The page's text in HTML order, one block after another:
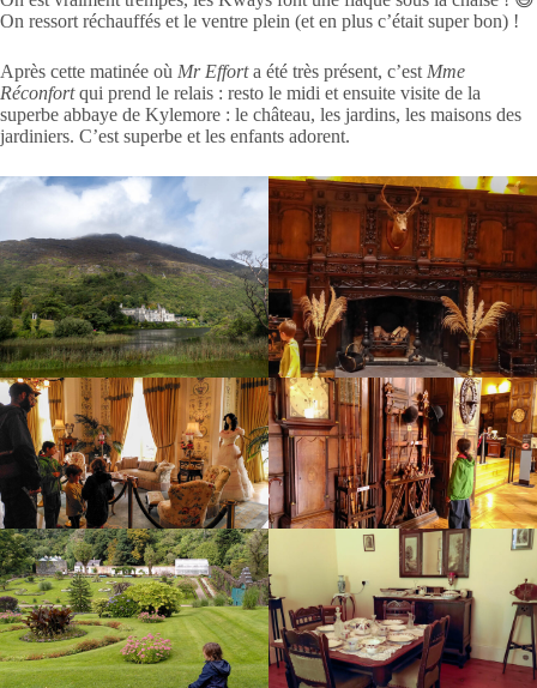
On ressort réchauffés et le ventre plein (et en plus c’était super bon) !
Après cette matinée où Mr Efforta été très présent, c’est Mme
Réconfortqui prend le relais : resto le midi et ensuite visite de la
superbe abbaye de Kylemore : le château, les jardins, les maisons des
jardiniers. C’est superbe et les enfants adorent.